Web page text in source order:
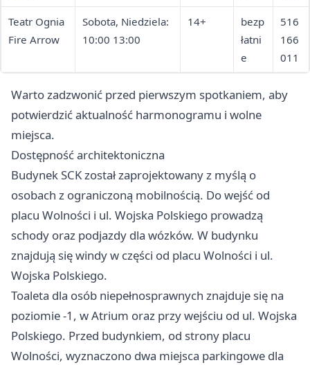
Teatr Ognia
Fire Arrow
Sobota, Niedziela:
10:00 13:00
14+
bezp
łatni
e
516
166
011
Warto zadzwonić przed pierwszym spotkaniem, aby
potwierdzić aktualność harmonogramu i wolne
miejsca.
Dostępność architektoniczna
Budynek SCK został zaprojektowany z myślą o
osobach z ograniczoną mobilnością. Do wejść od
placu Wolności i ul. Wojska Polskiego prowadzą
schody oraz podjazdy dla wózków. W budynku
znajdują się windy w części od placu Wolności i ul.
Wojska Polskiego.
Toaleta dla osób niepełnosprawnych znajduje się na
poziomie -1, w Atrium oraz przy wejściu od ul. Wojska
Polskiego. Przed budynkiem, od strony placu
Wolności, wyznaczono dwa miejsca parkingowe dla